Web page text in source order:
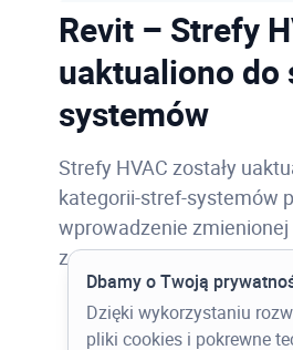
Revit – Strefy
uaktualiono do
systemów
Strefy HVAC zostały
kategorii-stref-systemów
wprowadzenie
zaktualizowanego
Dbamy o Twoją
Dzięki wykorzystaniu
pliki cookies i pokrewne